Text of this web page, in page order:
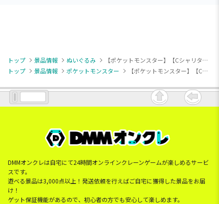
トップ 景品情報 ぬいぐるみ
【ポケットモンスター】【Cシャリタツ(そったすがた)】ポケットモンスター ぬいぐるみ～ミニリュウ・ボーマンダ・シャリタツ（そったすがた）～
トップ
景品情報 ポケットモンスター 【ポケットモンスター】【Cシャリタツ(そったすがた)】ポケットモンスター ぬいぐるみ～ミニリュウ・ボーマンダ・シャリタツ（そったすがた）～
DMMオンクレは自宅にて24時間オンラインクレーンゲームが楽しめるサービ
スです。
遊べる景品は3,000点以上！発送依頼を行えばご自宅に獲得した景品をお届
け！
ゲット保証機能があるので、初心者の方でも安心して楽しめます。